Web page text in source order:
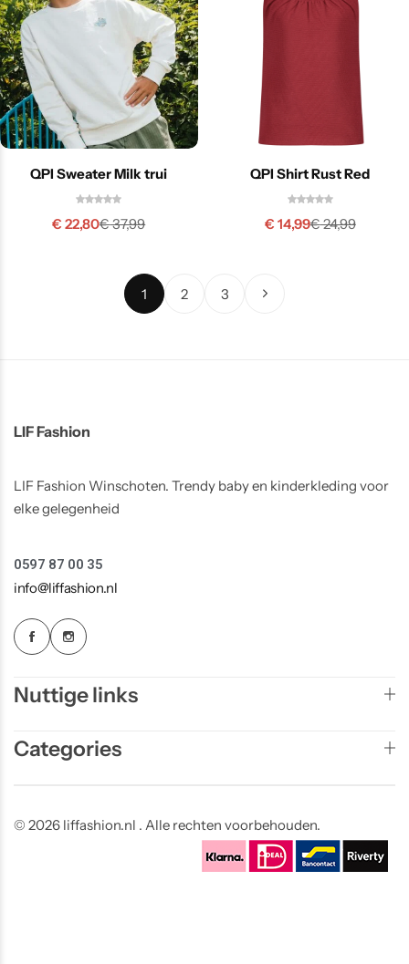
QPI Sweater Milk trui
€37,99
€ 22,80
QPI Shirt Rust Red
€24,99
€ 14,99
1 2 3
LIF Fashion
LIF Fashion Winschoten. Trendy baby en kinderkleding voor
elke gelegenheid
0597 87 00 35
info@liffashion.nl
Nuttige links
Categories
© 2026 liffashion.nl . Alle rechten voorbehouden.